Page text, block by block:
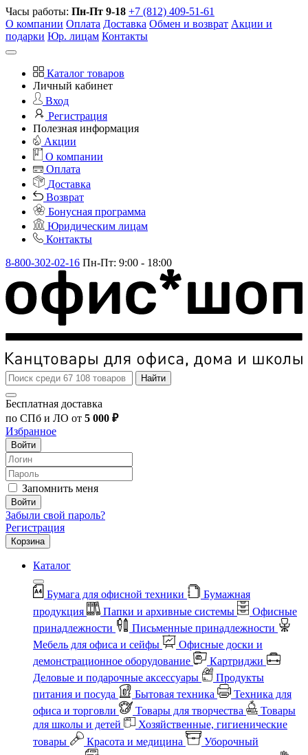
Часы работы: Пн-Пт 9-18 +7 (812) 409-51-61
О компании Оплата Доставка Обмен и возврат Акции и
подарки Юр. лицам Контакты
Каталог товаров
Личный кабинет
Вход
Регистрация
Полезная информация
Акции
О компании
Оплата
Доставка
Возврат
Бонусная программа
Юридическим лицам
Контакты
8-800-302-02-16 Пн-Пт: 9:00 - 18:00
Найти
Бесплатная доставка
по СПб и ЛО от 5 000 ₽
Избранное
Войти
Запомнить меня
Войти
Забыли свой пароль?
Регистрация
Корзина
Каталог
Бумага для офисной техники
Бумажная
продукция
Папки и архивные системы
Офисные
принадлежности
Письменные принадлежности
Мебель для офиса и сейфы
Офисные доски и
демонстрационное оборудование
Картриджи
Деловые и подарочные аксессуары
Продукты
питания и посуда
Бытовая техника
Техника для
офиса и торговли
Товары для творчества
Товары
для школы и детей
Хозяйственные, гигиенические
товары
Красота и медицина
Уборочный